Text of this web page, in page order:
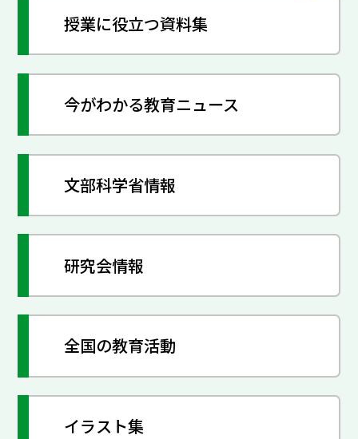
授業に役立つ資料集
今がわかる教育ニュース
文部科学省情報
研究会情報
全国の教育活動
イラスト集